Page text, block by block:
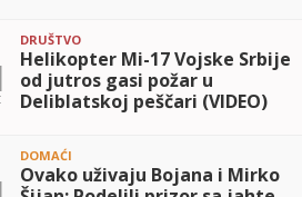
ljudi, prirode i imovine
prioritet MUP-a
DRUŠTVO
Helikopter Mi-17 Vojske Srbije
od jutros gasi požar u
Deliblatskoj peščari (VIDEO)
DOMAĆI
Ovako uživaju Bojana i Mirko